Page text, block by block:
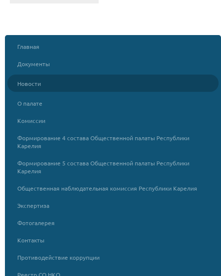
Главная
Документы
Новости
О палате
Комиссии
Формирование 4 состава Общественной палаты Республики
Карелия
Формирование 5 состава Общественной палаты Республики
Карелия
Общественная наблюдательная комиссия Республики Карелия
Экспертиза
Фотогалерея
Контакты
Противодействие коррупции